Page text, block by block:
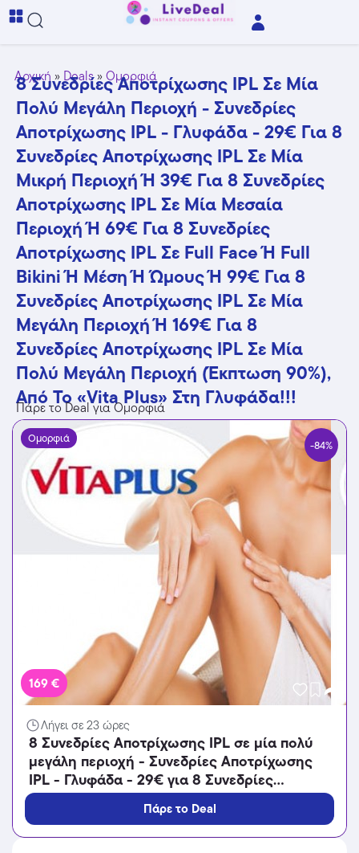
Αρχική » Deals»Ομορφιά
8 Συνεδρίες Αποτρίχωσης IPL Σε Μία
Πολύ Μεγάλη Περιοχή - Συνεδρίες
Αποτρίχωσης IPL - Γλυφάδα - 29€ Για 8
Συνεδρίες Αποτρίχωσης IPL Σε Μία
Μικρή Περιοχή Ή 39€ Για 8 Συνεδρίες
Αποτρίχωσης IPL Σε Μία Μεσαία
Περιοχή Ή 69€ Για 8 Συνεδρίες
Αποτρίχωσης IPL Σε Full Face Ή Full
Bikini Ή Μέση Ή Ώμους Ή 99€ Για 8
Συνεδρίες Αποτρίχωσης IPL Σε Μία
Μεγάλη Περιοχή Ή 169€ Για 8
Συνεδρίες Αποτρίχωσης IPL Σε Μία
Πολύ Μεγάλη Περιοχή (Έκπτωση 90%),
Από Το «Vita Plus» Στη Γλυφάδα!!!
Πάρε το Deal για Ομορφιά
Ομορφιά -84%
169 €
Λήγει σε 23 ώρες
8 Συνεδρίες Αποτρίχωσης IPL σε μία πολύ
μεγάλη περιοχή - Συνεδρίες Αποτρίχωσης
IPL - Γλυφάδα - 29€ για 8 Συνεδρίες
Αποτρίχωσης IPL σε μία μικρή περιοχή ή
39€ για 8 Συνεδρίες Αποτρίχωσης IPL σε
μία μεσαία περιοχή ή 69€ για 8 Συνεδρίες
Πάρε το Deal